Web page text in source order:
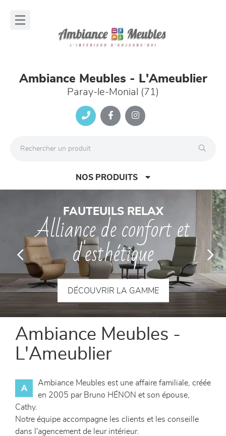
Ambiance Meubles - L'Ameublier
Paray-le-Monial (71)
NOS PRODUITS
canapés et fauteuils
séjours
meubles de complément
chambres et dressing
literie
FAUTEUILS RELAX
Alliance de confort et
d'esthétique
DÉCOUVRIR LA GAMME
Previous
Ambiance Meubles -
L'Ameublier
A
Ambiance Meubles est une affaire familiale, créée
en 2005 par Bruno HÉNON et son épouse,
Cathy.
Notre équipe accompagne les clients et les conseille
dans l'agencement de leur intérieur.